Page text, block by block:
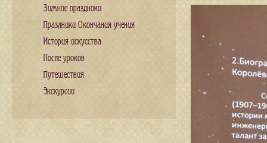
Зимние праздники
Праздники Окончания учения
История искусства
После уроков
Путешествия
Экскурсии